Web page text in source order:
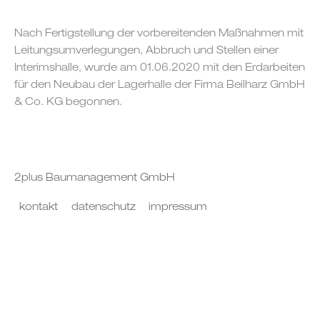
Nach Fertigstellung der vorbereitenden Maßnahmen mit
Leitungsumverlegungen, Abbruch und Stellen einer
Interimshalle, wurde am 01.06.2020 mit den Erdarbeiten
für den Neubau der Lagerhalle der Firma Beilharz GmbH
& Co. KG begonnen.
2plus Baumanagement GmbH
kontakt datenschutz impressum